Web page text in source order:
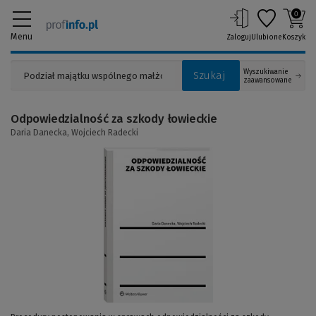
Menu
Szukaj
Wyszukiwanie
zaawansowane
ZalogujUlubione
0
Koszyk
Odpowiedzialność za szkody łowieckie
Daria Danecka, Wojciech Radecki